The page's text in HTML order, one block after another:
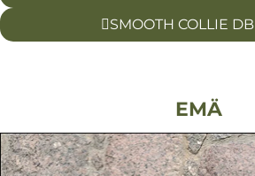
SMOOTH COLLIE DB
EMÄ